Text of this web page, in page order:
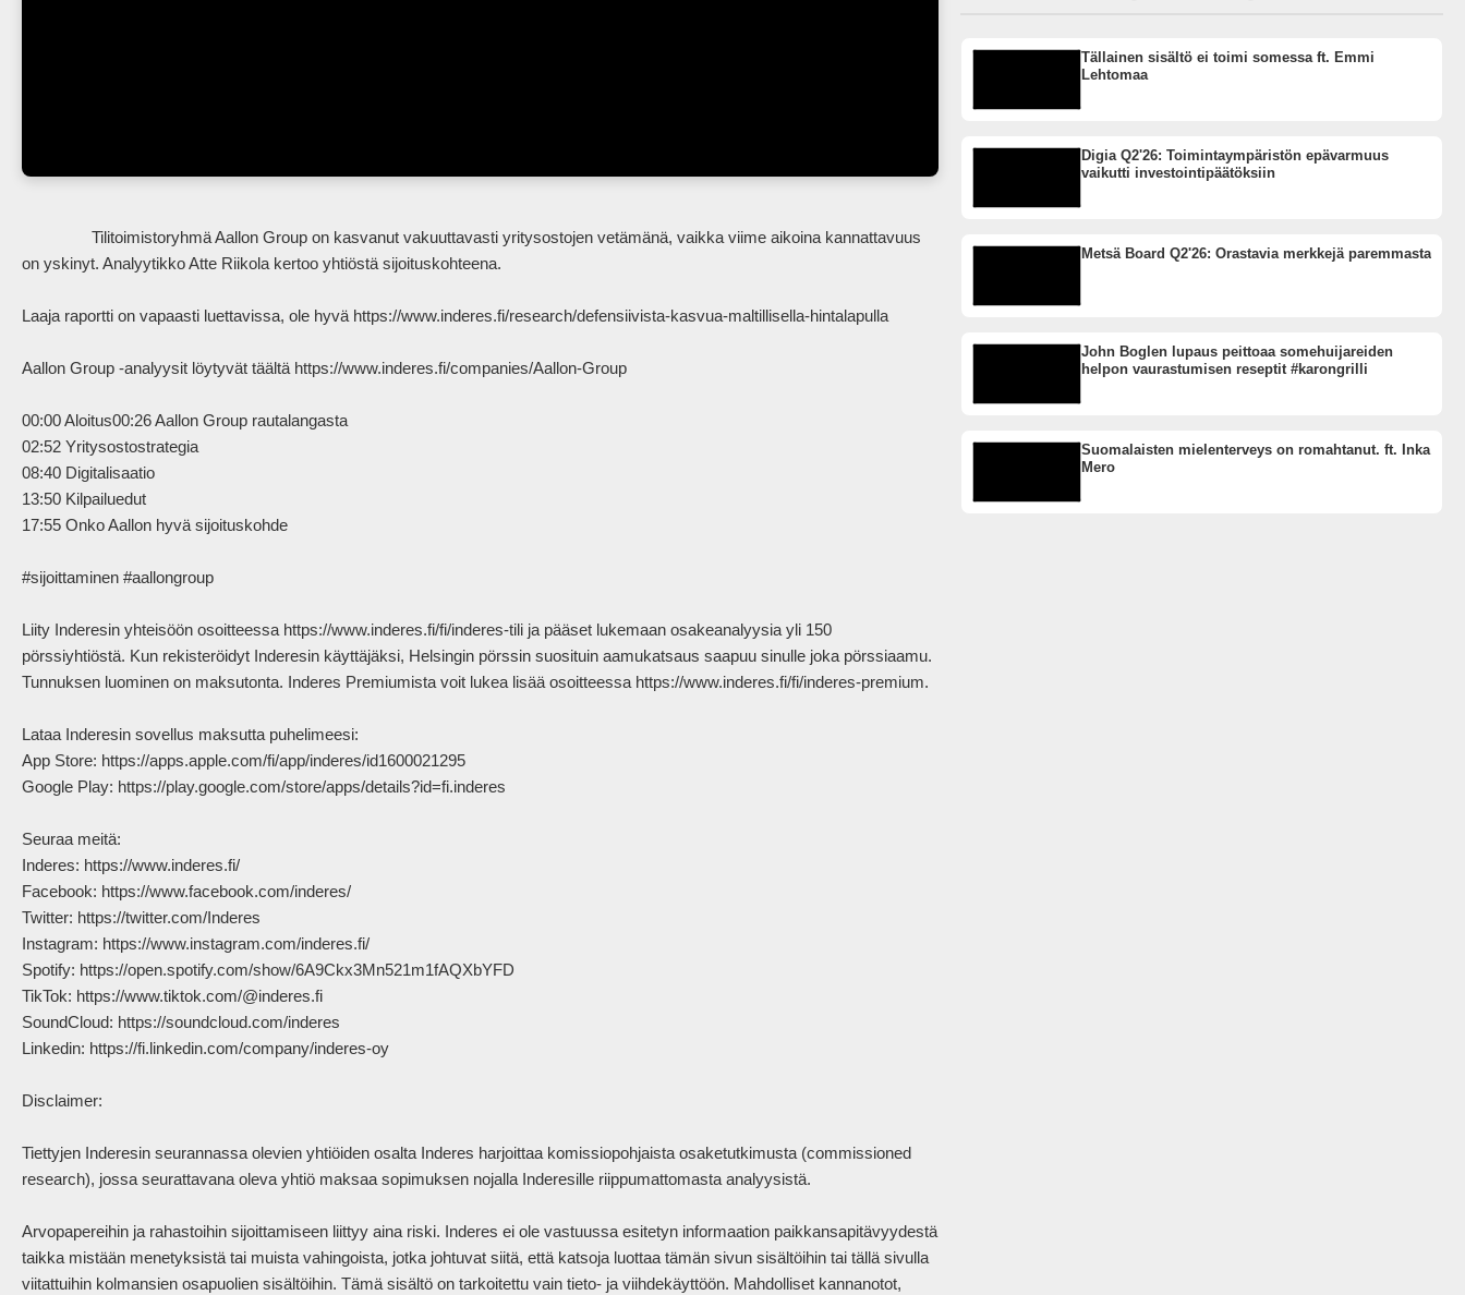
on yskinyt. Analyytikko Atte Riikola kertoo yhtiöstä sijoituskohteena.
Laaja raportti on vapaasti luettavissa, ole hyvä https://www.inderes.fi/research/defensiivista-kasvua-maltillisella-hintalapulla
Aallon Group -analyysit löytyvät täältä https://www.inderes.fi/companies/Aallon-Group
00:00 Aloitus00:26 Aallon Group rautalangasta
02:52 Yritysostostrategia
08:40 Digitalisaatio
13:50 Kilpailuedut
17:55 Onko Aallon hyvä sijoituskohde
#sijoittaminen #aallongroup
Liity Inderesin yhteisöön osoitteessa https://www.inderes.fi/fi/inderes-tili ja pääset lukemaan osakeanalyysia yli 150
pörssiyhtiöstä. Kun rekisteröidyt Inderesin käyttäjäksi, Helsingin pörssin suosituin aamukatsaus saapuu sinulle joka pörssiaamu.
Tunnuksen luominen on maksutonta. Inderes Premiumista voit lukea lisää osoitteessa https://www.inderes.fi/fi/inderes-premium.
Lataa Inderesin sovellus maksutta puhelimeesi:
App Store: https://apps.apple.com/fi/app/inderes/id1600021295
Google Play: https://play.google.com/store/apps/details?id=fi.inderes
Seuraa meitä:
Inderes: https://www.inderes.fi/
Facebook: https://www.facebook.com/inderes/
Twitter: https://twitter.com/Inderes
Instagram: https://www.instagram.com/inderes.fi/
Spotify: https://open.spotify.com/show/6A9Ckx3Mn521m1fAQXbYFD
TikTok: https://www.tiktok.com/@inderes.fi
SoundCloud: https://soundcloud.com/inderes
Linkedin: https://fi.linkedin.com/company/inderes-oy
Disclaimer:
Tiettyjen Inderesin seurannassa olevien yhtiöiden osalta Inderes harjoittaa komissiopohjaista osaketutkimusta (commissioned
research), jossa seurattavana oleva yhtiö maksaa sopimuksen nojalla Inderesille riippumattomasta analyysistä.
Arvopapereihin ja rahastoihin sijoittamiseen liittyy aina riski. Inderes ei ole vastuussa esitetyn informaation paikkansapitävyydestä
taikka mistään menetyksistä tai muista vahingoista, jotka johtuvat siitä, että katsoja luottaa tämän sivun sisältöihin tai tällä sivulla
viitattuihin kolmansien osapuolien sisältöihin. Tämä sisältö on tarkoitettu vain tieto- ja viihdekäyttöön. Mahdolliset kannanotot,
Tällainen sisältö ei toimi somessa ft. Emmi
Lehtomaa
Digia Q2'26: Toimintaympäristön epävarmuus
vaikutti investointipäätöksiin
Metsä Board Q2'26: Orastavia merkkejä paremmasta
John Boglen lupaus peittoaa somehuijareiden
helpon vaurastumisen reseptit #karongrilli
Suomalaisten mielenterveys on romahtanut. ft. Inka
Mero